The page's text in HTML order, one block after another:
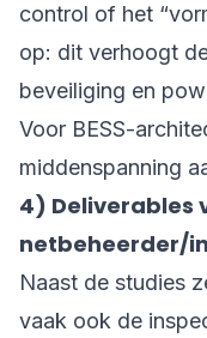
control of het
op: dit verhoogt
beveiliging en
Voor BESS-
middenspanning
4) Deliverables
netbeheerder/
Naast de studies
vaak ook de